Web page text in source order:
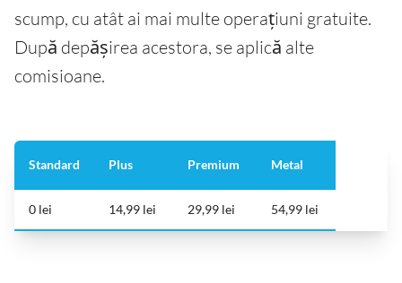
scump, cu atât ai mai multe operațiuni gratuite.
După depășirea acestora, se aplică alte
comisioane.
Standard Plus Premium Metal
0 lei 14,99 lei 29,99 lei 54,99 lei